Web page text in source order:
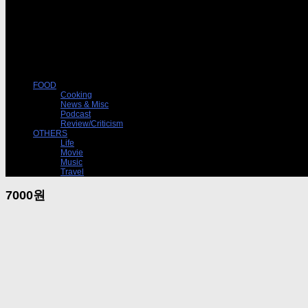
FOOD
Cooking
News & Misc
Podcast
Review/Criticism
OTHERS
Life
Movie
Music
Travel
7000원